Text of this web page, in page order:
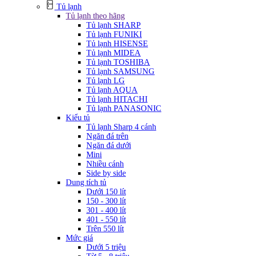
Tủ lạnh
Tủ lạnh theo hãng
Tủ lạnh SHARP
Tủ lạnh FUNIKI
Tủ lạnh HISENSE
Tủ lạnh MIDEA
Tủ lạnh TOSHIBA
Tủ lạnh SAMSUNG
Tủ lạnh LG
Tủ lạnh AQUA
Tủ lạnh HITACHI
Tủ lạnh PANASONIC
Kiểu tủ
Tủ lạnh Sharp 4 cánh
Ngăn đá trên
Ngăn đá dưới
Mini
Nhiều cánh
Side by side
Dung tích tủ
Dưới 150 lít
150 - 300 lít
301 - 400 lít
401 - 550 lít
Trên 550 lít
Mức giá
Dưới 5 triệu